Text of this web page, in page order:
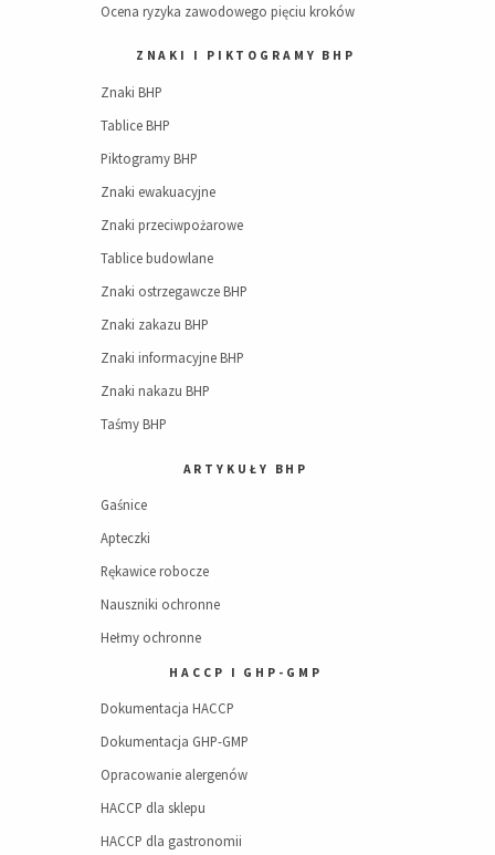
Ocena ryzyka zawodowego pięciu kroków
ZNAKI I PIKTOGRAMY BHP
Znaki BHP
Tablice BHP
Piktogramy BHP
Znaki ewakuacyjne
Znaki przeciwpożarowe
Tablice budowlane
Znaki ostrzegawcze BHP
Znaki zakazu BHP
Znaki informacyjne BHP
Znaki nakazu BHP
Taśmy BHP
ARTYKUŁY BHP
Gaśnice
Apteczki
Rękawice robocze
Nauszniki ochronne
Hełmy ochronne
HACCP I GHP-GMP
Dokumentacja HACCP
Dokumentacja GHP-GMP
Opracowanie alergenów
HACCP dla sklepu
HACCP dla gastronomii